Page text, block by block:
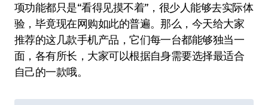
项功能都只是“看得见摸不着”，很少人能够去实际体
验，毕竟现在网购如此的普遍。那么，今天给大家
推荐的这几款手机产品，它们每一台都能够独当一
面，各有所长，大家可以根据自身需要选择最适合
自己的一款哦。